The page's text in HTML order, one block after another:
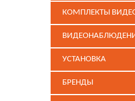
КОМПЛЕКТЫ
УСТАНОВКА
БРЕНДЫ